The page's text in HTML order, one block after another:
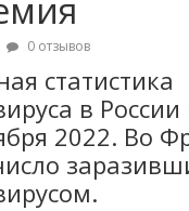
0 отзывов
статистика
в России
2022. Во